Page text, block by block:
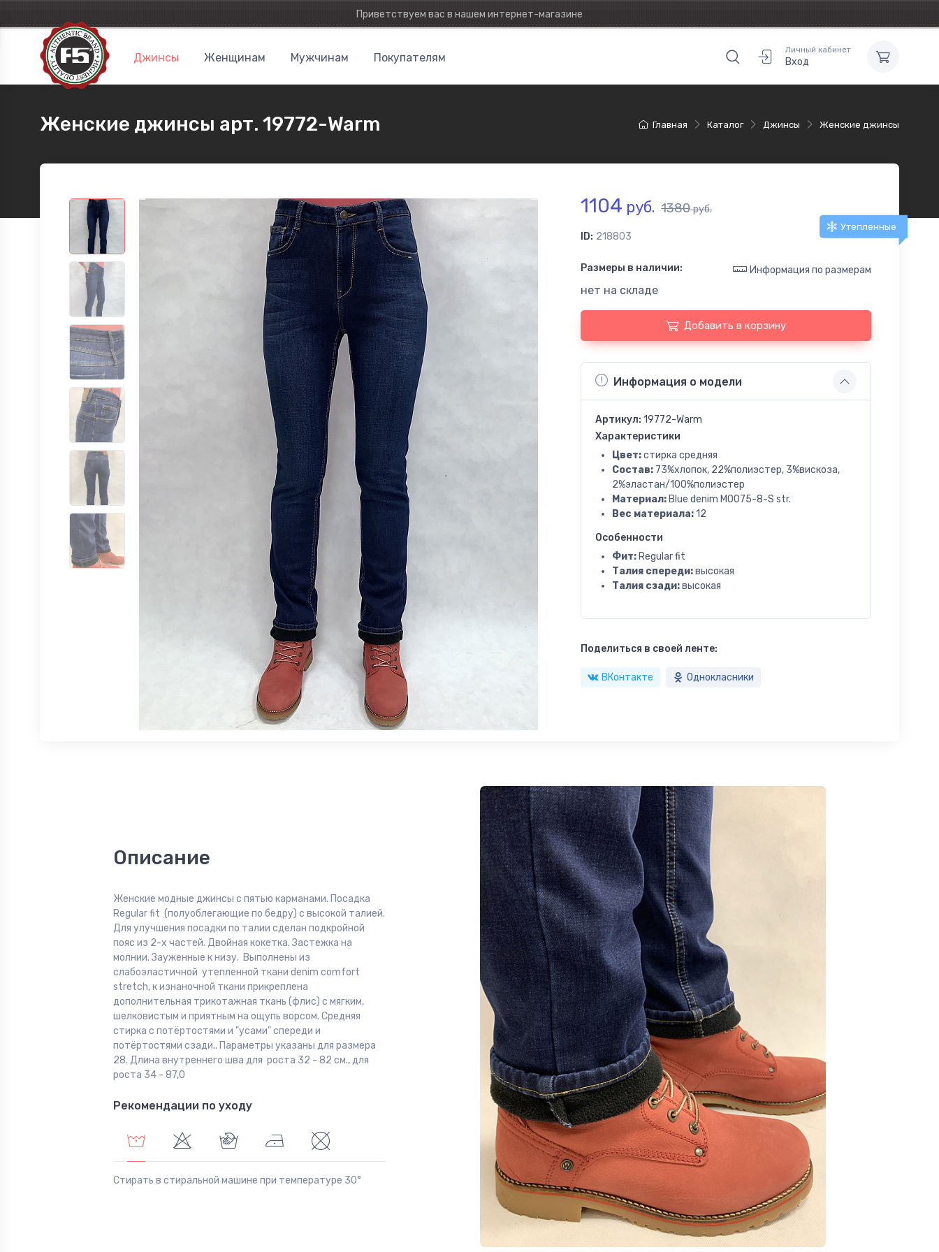
Приветствуем вас в нашем интернет-магазине
Личный кабинет
Вход
Джинсы Женщинам Мужчинам Покупателям
Главная Каталог Джинсы Женские джинсы
Женские джинсы арт. 19772-Warm
1104 руб. 1380руб.
Утепленные
ID: 218803
Размеры в наличии: Информация по размерам
нет на складе
Добавить в корзину
Информация о модели
Артикул: 19772-Warm
Характеристики
Цвет:стирка средняя
Состав:73%хлопок, 22%полиэстер, 3%вискоза,
2%эластан/100%полиэстер
Материал:Blue denim M0075-8-S str.
Вес материала:12
Особенности
Фит:Regular fit
Талия спереди:высокая
Талия сзади:высокая
Поделиться в своей ленте:
ВКонтакте Однокласники
Описание
Женские модные джинсы с пятью карманами. Посадка
Regular fit (полуоблегающие по бедру) с высокой талией.
Для улучшения посадки по талии сделан подкройной
пояс из 2-х частей. Двойная кокетка. Застежка на
молнии. Зауженные к низу. Выполнены из
слабоэластичной утепленной ткани denim comfort
stretch, к изнаночной ткани прикреплена
дополнительная трикотажная ткань (флис) с мягким,
шелковистым и приятным на ощупь ворсом. Средняя
стирка с потёртостями и "усами" спереди и
потёртостями сзади.. Параметры указаны для размера
28. Длина внутреннего шва для роста 32 - 82 см., для
роста 34 - 87,0
Рекомендации по уходу
Стирать в стиральной машине при температуре 30°